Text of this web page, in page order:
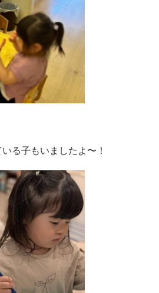
る子もいましたよ〜！